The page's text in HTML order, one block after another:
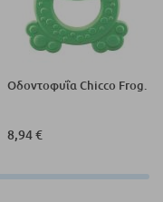
Οδοντοφυΐα Chicco Frog.
8,94 €